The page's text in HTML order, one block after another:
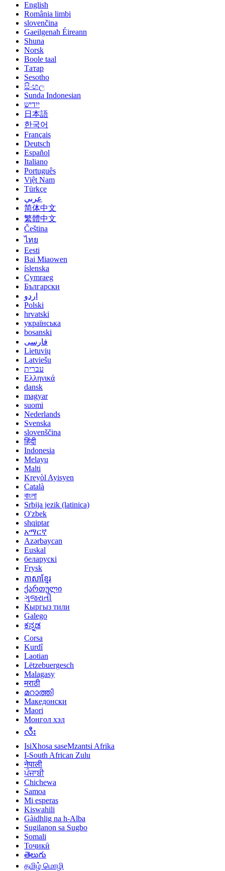
English
România limbi
slovenčina
Gaeilgenah Éireann
Shuna
Norsk
Boole taal
Татар
Sesotho
සිංහල
Sunda Indonesian
ייִדיש
日本語
한국어
Français
Deutsch
Español
Italiano
Português
Việt Nam
Türkçe
عربي
简体中文
繁體中文
Čeština
ไทย
Eesti
Bai Miaowen
íslenska
Cymraeg
Български
اردو
Polski
hrvatski
українська
bosanski
فارسی
Lietuvių
Latviešu
עברית
Ελληνικά
dansk
magyar
suomi
Nederlands
Svenska
slovenščina
हिंदी
Indonesia
Melayu
Malti
Kreyòl Ayisyen
Català
বাংলা
Srbija jezik (latinica)
O'zbek
shqiptar
አማርኛ
Azərbaycan
Euskal
беларускі
Frysk
ភាសាខ្មែរ
ქართული
ગુજરાતી
Кыргыз тили
Galego
ಕನ್ನಡ
Corsa
Kurdî
Laotian
Lëtzebuergesch
Malagasy
मराठी
മറാത്തി
Македонски
Maori
Монгол хэл
လီး
IsiXhosa saseMzantsi Afrika
I-South African Zulu
नेपाली
ਪੰਜਾਬੀ
Chichewa
Samoa
Mi esperas
Kiswahili
Gàidhlig na h-Alba
Sugilanon sa Sugbo
Somali
Тоҷикӣ
తెలుగు
தமிழ் மொழி